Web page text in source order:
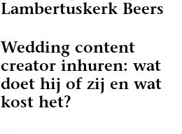
Lambertuskerk Beers
Wedding content
creator inhuren: wat
doet hij of zij en wat
kost het?